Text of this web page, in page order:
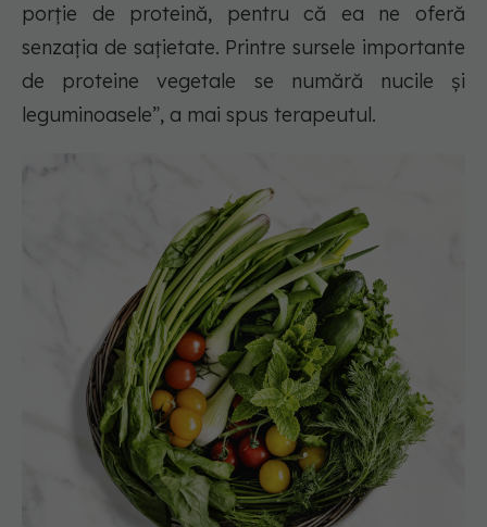
porție de proteină, pentru că ea ne oferă
senzația de sațietate. Printre sursele importante
de proteine vegetale se numără nucile și
leguminoasele”, a mai spus terapeutul.